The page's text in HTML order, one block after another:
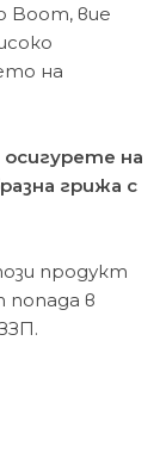
Boom, вие
на
на
грижа с
продукт
в